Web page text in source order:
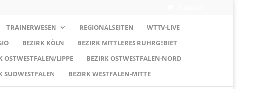
TRAINERWESEN REGIONALSEITEN
WTTV-LIVE
BEZIRK KÖLN
BEZIRK MITTLERES RUHRGEBIET
OSTWESTFALEN/LIPPE
BEZIRK OSTWESTFALEN-NORD
SÜDWESTFALEN BEZIRK WESTFALEN-MITTE